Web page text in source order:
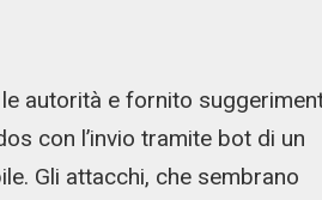
autorità e fornito
con l’invio tramite bot di un
Gli attacchi, che sembrano